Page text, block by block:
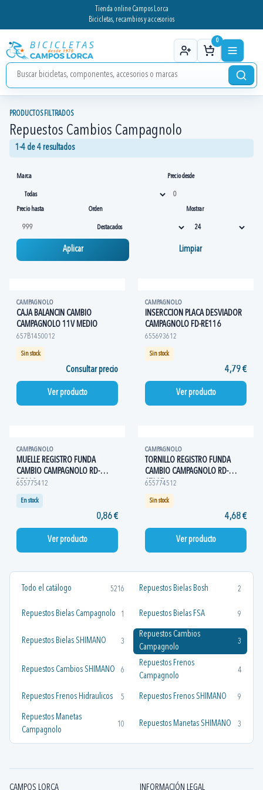
Tienda online Campos Lorca
Bicicletas, recambios y accesorios
0
Todo el catálogo 5216 Repuestos Bielas Bosh 2
Repuestos Bielas Campagnolo 1 Repuestos Bielas FSA 9
Repuestos Bielas SHIMANO 3
Repuestos Cambios
Campagnolo
3
Repuestos Cambios SHIMANO 6
Repuestos Frenos
Campagnolo
4
Repuestos Frenos Hidraulicos 5 Repuestos Frenos SHIMANO 9
Repuestos Manetas
Campagnolo
10 Repuestos Manetas SHIMANO 3
PRODUCTOS FILTRADOS
Repuestos Cambios Campagnolo
1-4 de 4 resultados
Marca Precio desde
Precio hasta Orden Mostrar
Aplicar Limpiar
CAMPAGNOLO
CAJA BALANCIN CAMBIO
CAMPAGNOLO 11V MEDIO
657B1450012
Sin stock
Consultar precio
Ver producto
CAMPAGNOLO
INSERCCION PLACA DESVIADOR
CAMPAGNOLO FD-RE116
655693612
Sin stock
4,79 €
Ver producto
CAMPAGNOLO
MUELLE REGISTRO FUNDA
CAMBIO CAMPAGNOLO RD-
RE013
655775412
En stock
0,86 €
Ver producto
CAMPAGNOLO
TORNILLO REGISTRO FUNDA
CAMBIO CAMPAGNOLO RD-
AT115
655774512
Sin stock
4,68 €
Ver producto
CAMPOS LORCA INFORMACIÓN LEGAL